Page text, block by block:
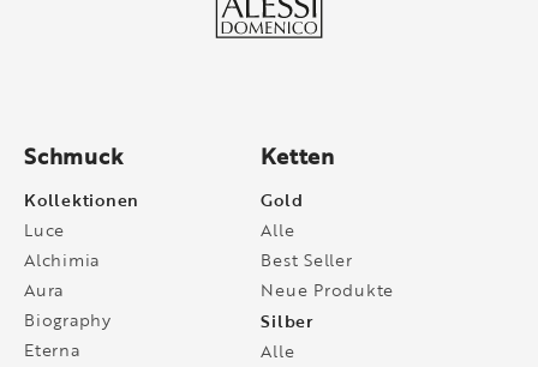
Schmuck
Kollektionen
Luce
Alchimia
Aura
Biography
Eterna
Ketten
Gold
Alle
Best Seller
Neue Produkte
Silber
Alle